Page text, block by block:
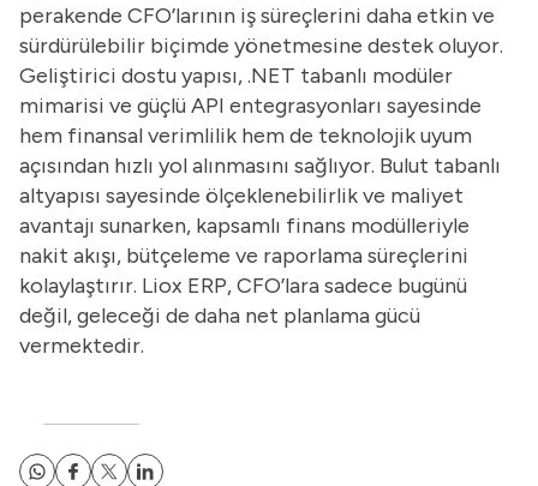
perakende CFO’larının iş süreçlerini daha etkin ve
sürdürülebilir biçimde yönetmesine destek oluyor.
Geliştirici dostu yapısı, .NET tabanlı modüler
mimarisi ve güçlü API entegrasyonları sayesinde
hem finansal verimlilik hem de teknolojik uyum
açısından hızlı yol alınmasını sağlıyor. Bulut tabanlı
altyapısı sayesinde ölçeklenebilirlik ve maliyet
avantajı sunarken, kapsamlı finans modülleriyle
nakit akışı, bütçeleme ve raporlama süreçlerini
kolaylaştırır. Liox ERP, CFO’lara sadece bugünü
değil, geleceği de daha net planlama gücü
vermektedir.